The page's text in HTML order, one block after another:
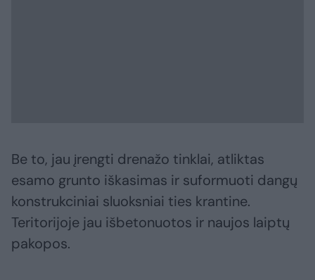
Be to, jau įrengti drenažo tinklai, atliktas
esamo grunto iškasimas ir suformuoti dangų
konstrukciniai sluoksniai ties krantine.
Teritorijoje jau išbetonuotos ir naujos laiptų
pakopos.